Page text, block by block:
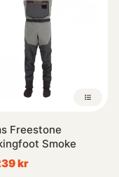
Freestone
Smoke
kr